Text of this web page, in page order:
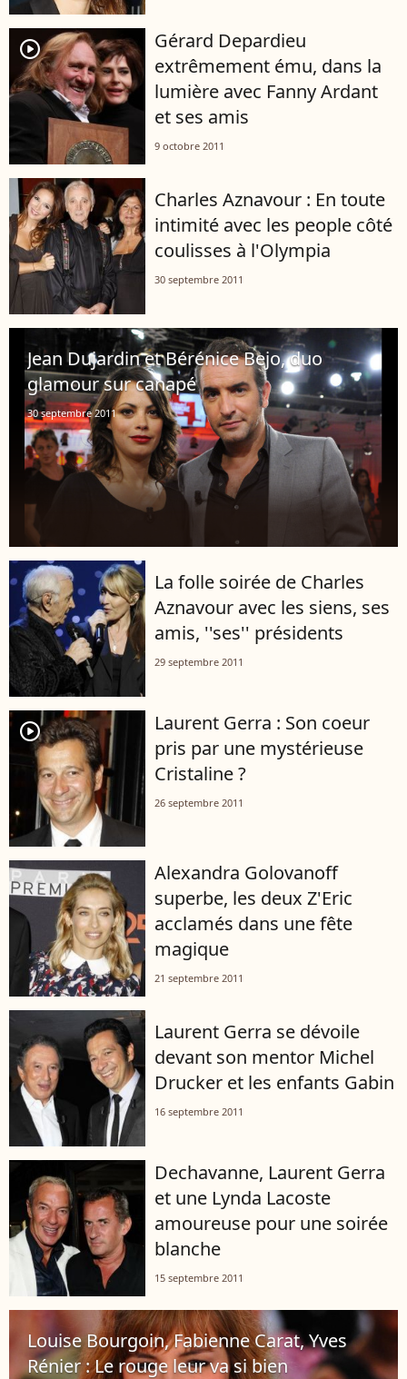
player2
Gérard Depardieu
extrêmement ému, dans la
lumière avec Fanny Ardant
et ses amis
9 octobre 2011
Charles Aznavour : En toute
intimité avec les people côté
coulisses à l'Olympia
30 septembre 2011
Jean Dujardin et Bérénice Bejo, duo
glamour sur canapé
30 septembre 2011
La folle soirée de Charles
Aznavour avec les siens, ses
amis, ''ses'' présidents
29 septembre 2011
player2
Laurent Gerra : Son coeur
pris par une mystérieuse
Cristaline ?
26 septembre 2011
Alexandra Golovanoff
superbe, les deux Z'Eric
acclamés dans une fête
magique
21 septembre 2011
Laurent Gerra se dévoile
devant son mentor Michel
Drucker et les enfants Gabin
16 septembre 2011
Dechavanne, Laurent Gerra
et une Lynda Lacoste
amoureuse pour une soirée
blanche
15 septembre 2011
Louise Bourgoin, Fabienne Carat, Yves
Rénier : Le rouge leur va si bien